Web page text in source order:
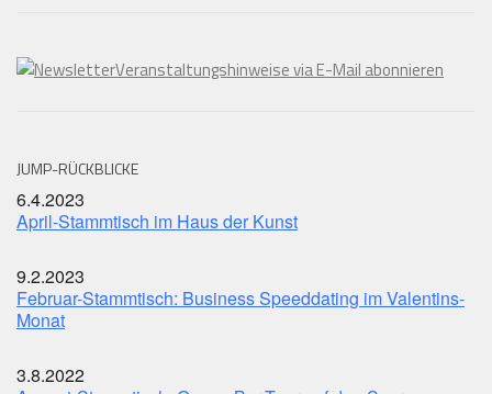
Veranstaltungshinweise via E-Mail abonnieren
JUMP-RÜCKBLICKE
6.4.2023
April-Stammtisch im Haus der Kunst
9.2.2023
Februar-Stammtisch: Business Speeddating im Valentins-
Monat
3.8.2022